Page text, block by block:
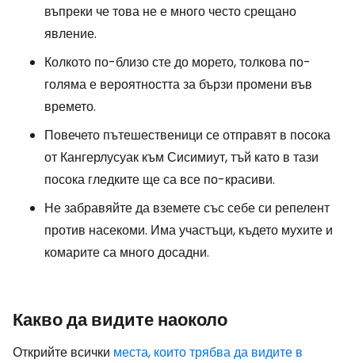
въпреки че това не е много често срещано
явление.
Колкото по-близо сте до морето, толкова по-
голяма е вероятността за бързи промени във
времето.
Повечето пътешественици се отправят в посока
от Кангерлусуак към Сисимиут, тъй като в тази
посока гледките ще са все по-красиви.
Не забравяйте да вземете със себе си репелент
против насекоми. Има участъци, където мухите и
комарите са много досадни.
Какво да видите наоколо
Открийте всички места, които трябва да видите в